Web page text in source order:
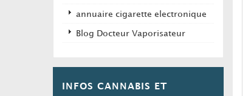
annuaire cigarette electronique
Blog Docteur Vaporisateur
INFOS CANNABIS ET